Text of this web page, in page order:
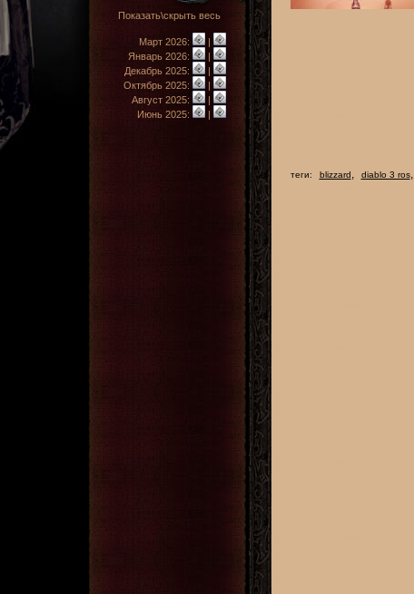
Показать\скрыть весь
Март 2026:
|
Январь 2026:
|
Декабрь 2025:
|
Октябрь 2025:
|
Август 2025:
|
Июнь 2025:
|
теги: blizzard, diablo 3 ros,